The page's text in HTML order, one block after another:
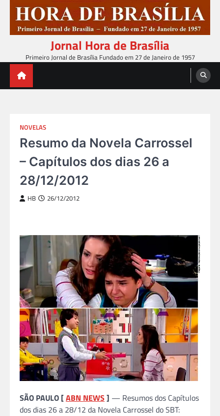
content
Jornal Hora de Brasília
Primeiro Jornal de Brasília Fundado em 27 de Janeiro de 1957
NOVELAS
Resumo da Novela Carrossel
– Capítulos dos dias 26 a
28/12/2012
HB 26/12/2012
SÃO PAULO [ABN NEWS ] — Resumos dos Capítulos
dos dias 26 a 28/12 da Novela Carrossel do SBT: